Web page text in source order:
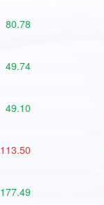
80.78
49.74
49.10
113.50
177.49